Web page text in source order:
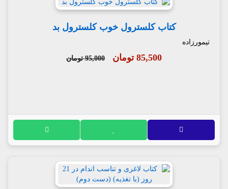
کتاب کلسترول خوب کلسترول بد
تیمورزاده
85,500 تومان 95,000 تومان